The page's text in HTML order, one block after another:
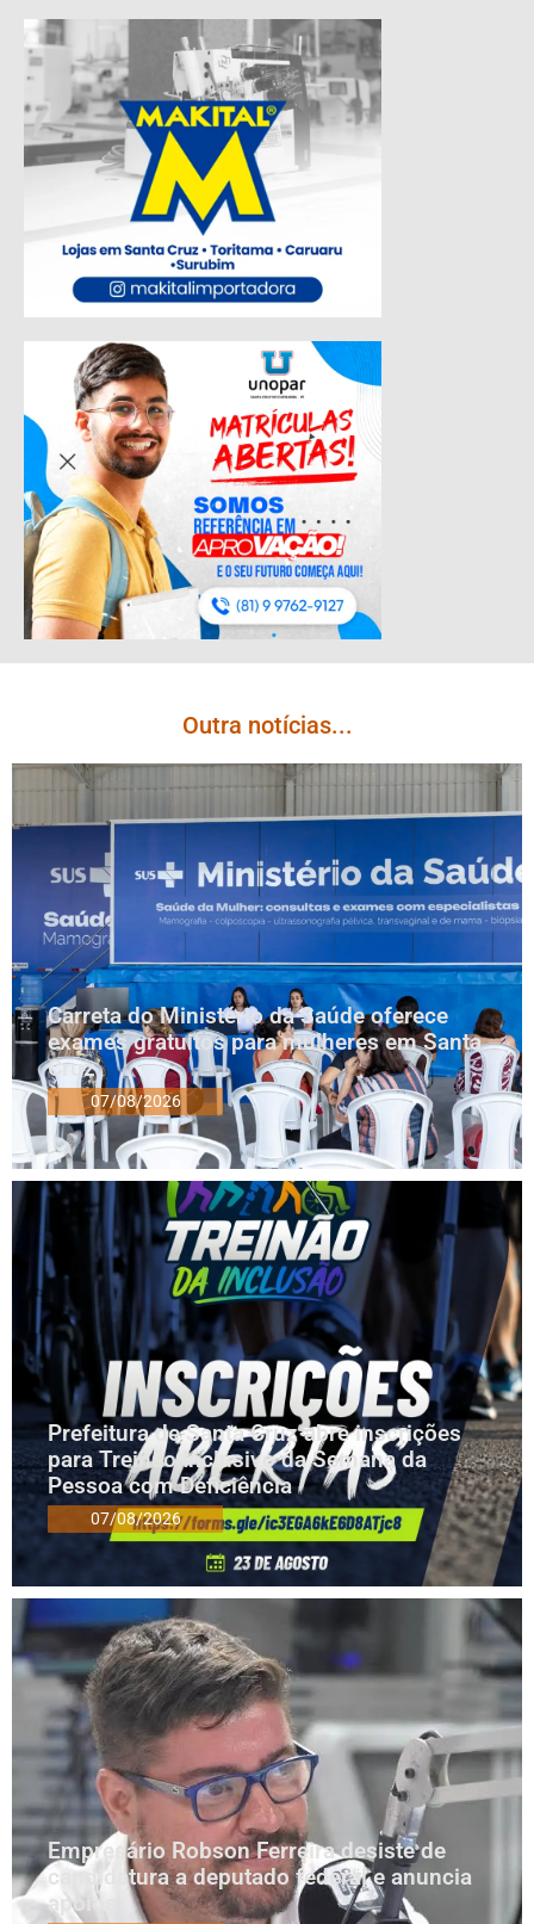
Outra notícias...
Carreta do Ministério da Saúde oferece
exames gratuitos para mulheres em Santa
Cruz
07/08/2026
Prefeitura de Santa Cruz abre inscrições
para Treinão Inclusivo da Semana da
Pessoa com Deficiência
07/08/2026
Empresário Robson Ferreira desiste de
candidatura a deputado federal e anuncia
apoios